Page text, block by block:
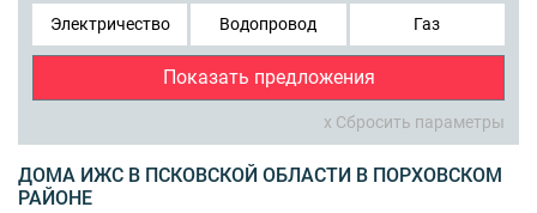
Электричество Водопровод Газ
Показать предложения
x Сбросить параметры
ДОМА ИЖС В ПСКОВСКОЙ ОБЛАСТИ В ПОРХОВСКОМ
РАЙОНЕ